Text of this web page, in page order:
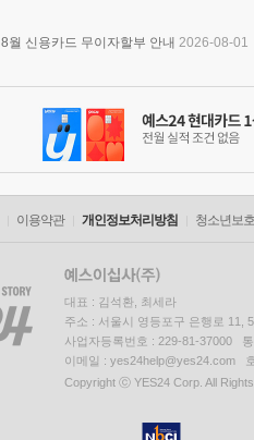
8월 신용카드 무이자할부 안내 2026-08-01
이용약관 개인정보처리방침 청소년보
대표 : 김석환, 최세라
주소 : 서울시 영등포구 은행로 11,
사업자등록번호 : 229-81-37000
이메일 : yes24help@yes24.com
Copyright ⓒ YES24 Corp. All